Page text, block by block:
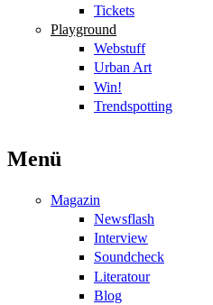
Tickets
Playground
Webstuff
Urban Art
Win!
Trendspotting
Menü
Magazin
Newsflash
Interview
Soundcheck
Literatour
Blog